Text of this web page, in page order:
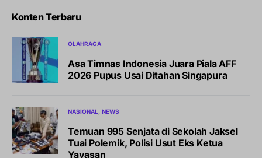
Konten Terbaru
OLAHRAGA
Asa Timnas Indonesia Juara Piala AFF
2026 Pupus Usai Ditahan Singapura
NASIONAL NEWS
Temuan 995 Senjata di Sekolah Jaksel
Tuai Polemik, Polisi Usut Eks Ketua
Yayasan